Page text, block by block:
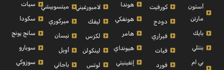
أستون
مارتن
بايك
بنتلي
بي ام
كورفيت
دودج
فيراري
فيات
فورد
هوندا
هونغكي
هامر
هيونداي
إنفينيتي
لامبورغيني
ليفك
لكزس
لينكولن
لوتس
ميتسوبيشي
ميركوري
نيسان
أوبل
باجاني
سيات
سكودا
سانج يونج
سوبارو
سوزوكي